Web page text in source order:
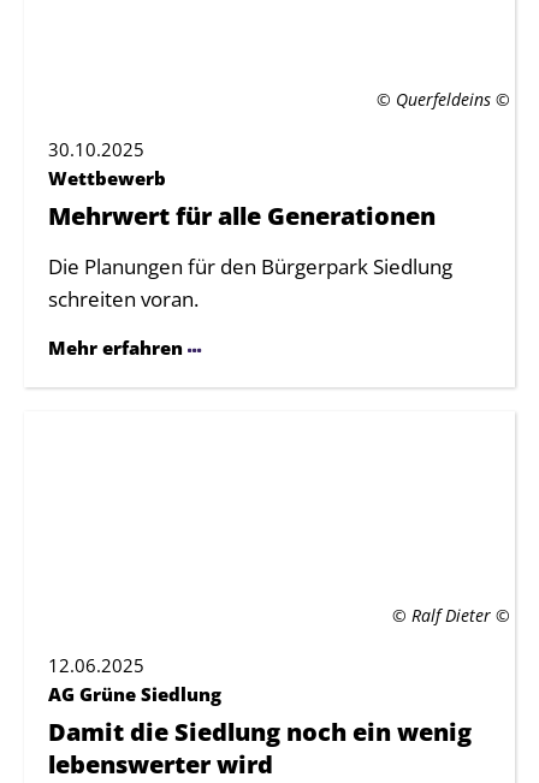
© Querfeldeins
30.10.2025
Wettbewerb
Mehrwert für alle Generationen
Die Planungen für den Bürgerpark Siedlung
schreiten voran.
Mehr erfahren
© Ralf Dieter
12.06.2025
AG Grüne Siedlung
Damit die Siedlung noch ein wenig
lebenswerter wird